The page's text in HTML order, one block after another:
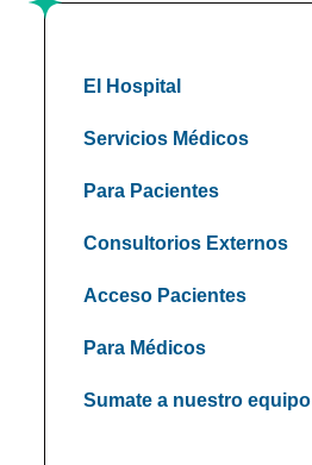
El Hospital
Servicios Médicos
Para Pacientes
Consultorios Externos
Acceso Pacientes
Para Médicos
Sumate a nuestro equipo